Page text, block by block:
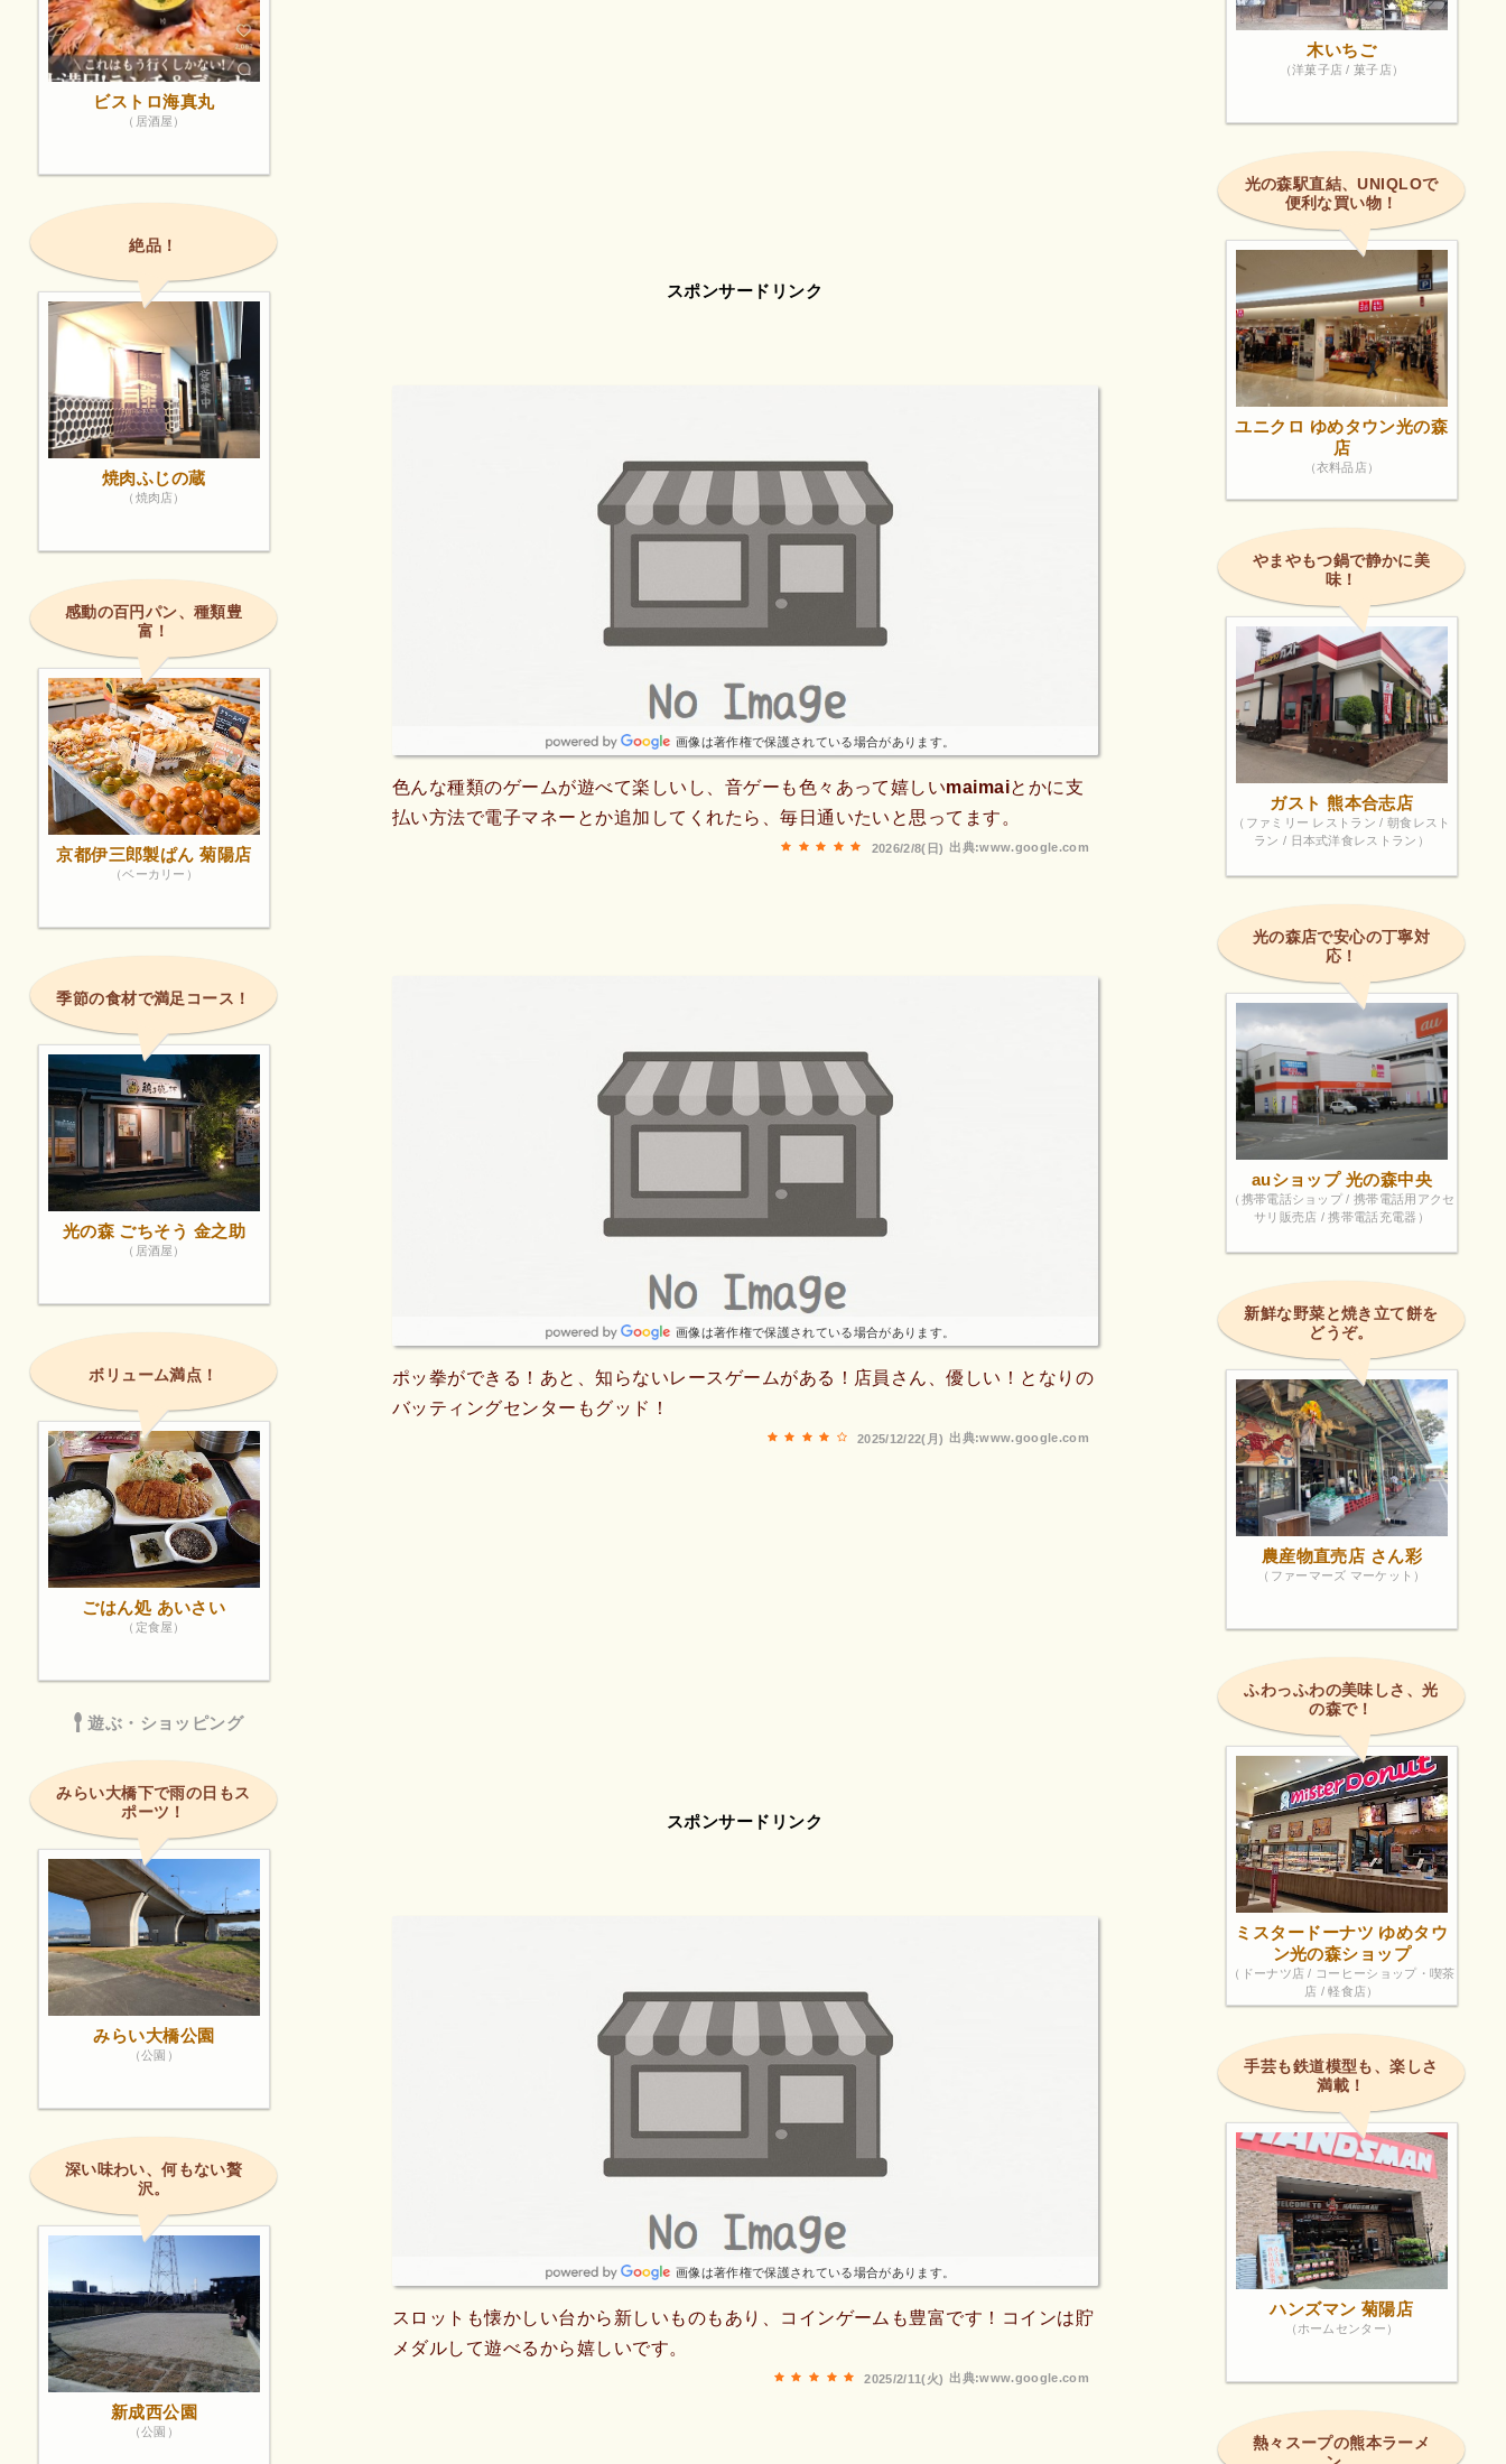
スポンサードリンク
画像は著作権で保護されている場合があります。
色んな種類のゲームが遊べて楽しいし、音ゲーも色々あって嬉しいmaimaiとかに支
払い方法で電子マネーとか追加してくれたら、毎日通いたいと思ってます。
出典:www.google.com
2026/2/8(日)
画像は著作権で保護されている場合があります。
ポッ拳ができる！あと、知らないレースゲームがある！店員さん、優しい！となりの
バッティングセンターもグッド！
出典:www.google.com
2025/12/22(月)
スポンサードリンク
画像は著作権で保護されている場合があります。
スロットも懐かしい台から新しいものもあり、コインゲームも豊富です！コインは貯
メダルして遊べるから嬉しいです。
出典:www.google.com
2025/2/11(火)
ビストロ海真丸
（居酒屋）
絶品！
焼肉ふじの蔵
（焼肉店）
感動の百円パン、種類豊
富！
京都伊三郎製ぱん 菊陽店
（ベーカリー）
季節の食材で満足コース！
光の森 ごちそう 金之助
（居酒屋）
ボリューム満点！
ごはん処 あいさい
（定食屋）
遊ぶ・ショッピング
みらい大橋下で雨の日もス
ポーツ！
みらい大橋公園
（公園）
深い味わい、何もない贅
沢。
新成西公園
（公園）
木いちご
（洋菓子店 / 菓子店）
光の森駅直結、UNIQLOで
便利な買い物！
ユニクロ ゆめタウン光の森
店
（衣料品店）
やまやもつ鍋で静かに美
味！
ガスト 熊本合志店
（ファミリー レストラン / 朝食レスト
ラン / 日本式洋食レストラン）
光の森店で安心の丁寧対
応！
auショップ 光の森中央
（携帯電話ショップ / 携帯電話用アクセ
サリ販売店 / 携帯電話充電器）
新鮮な野菜と焼き立て餅を
どうぞ。
農産物直売店 さん彩
（ファーマーズ マーケット）
ふわっふわの美味しさ、光
の森で！
ミスタードーナツ ゆめタウ
ン光の森ショップ
（ドーナツ店 / コーヒーショップ・喫茶
店 / 軽食店）
手芸も鉄道模型も、楽しさ
満載！
ハンズマン 菊陽店
（ホームセンター）
熱々スープの熊本ラーメ